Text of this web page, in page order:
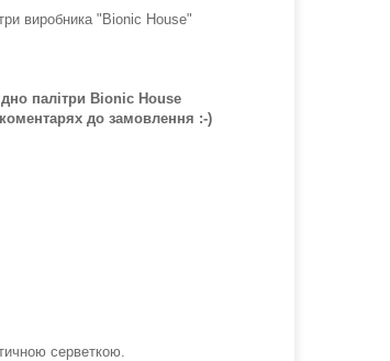
виробника "Bionic House"
палітри Bionic House
до замовлення :-)
серветкою.